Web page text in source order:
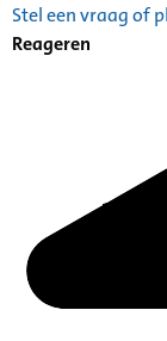
Stel een vraag of
Reageren